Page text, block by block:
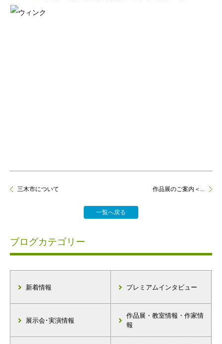
三木市について
一覧へ戻る
作品展のご案内＜...
ブログカテゴリー
新着情報 プレミアムインタビュー
展示会･実演情報
作品展・教室情報・作家情
報